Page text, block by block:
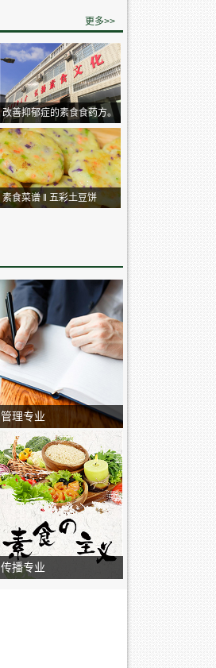
更多>>
改善抑郁症的素食食药方。
素食菜谱 ‖ 五彩土豆饼
管理专业
传播专业